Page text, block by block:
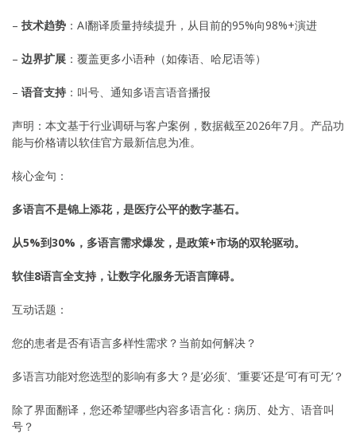
– 技术趋势 ：AI翻译质量持续提升，从目前的95%向98%+演进
– 边界扩展 ：覆盖更多小语种（如傣语、哈尼语等）
– 语音支持 ：叫号、通知多语言语音播报
声明：本文基于行业调研与客户案例，数据截至2026年7月。产品功
能与价格请以软佳官方最新信息为准。
核心金句：
多语言不是锦上添花，是医疗公平的数字基石。
从5%到30%，多语言需求爆发，是政策+市场的双轮驱动。
软佳8语言全支持，让数字化服务无语言障碍。
互动话题：
您的患者是否有语言多样性需求？当前如何解决？
多语言功能对您选型的影响有多大？是’必须’、’重要’还是’可有可无’？
除了界面翻译，您还希望哪些内容多语言化：病历、处方、语音叫
号？